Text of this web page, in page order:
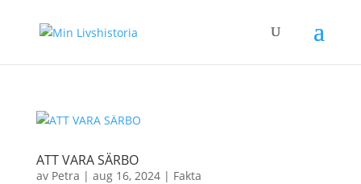
ATT VARA SÄRBO
av Petra | aug 16, 2024| Fakta